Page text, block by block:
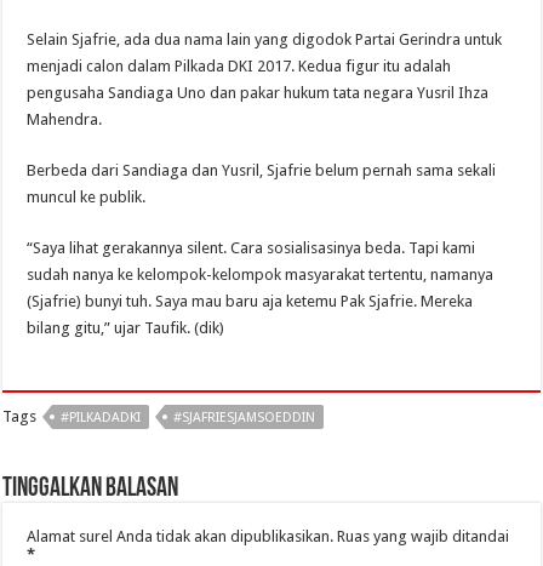
Selain Sjafrie, ada dua nama lain yang digodok Partai Gerindra untuk
menjadi calon dalam Pilkada DKI 2017. Kedua figur itu adalah
pengusaha Sandiaga Uno dan pakar hukum tata negara Yusril Ihza
Mahendra.
Berbeda dari Sandiaga dan Yusril, Sjafrie belum pernah sama sekali
muncul ke publik.
“Saya lihat gerakannya silent. Cara sosialisasinya beda. Tapi kami
sudah nanya ke kelompok-kelompok masyarakat tertentu, namanya
(Sjafrie) bunyi tuh. Saya mau baru aja ketemu Pak Sjafrie. Mereka
bilang gitu,” ujar Taufik. (dik)
Tags #PILKADADKI #SJAFRIESJAMSOEDDIN
Tinggalkan Balasan
Alamat surel Anda tidak akan dipublikasikan. Ruas yang wajib ditandai
*